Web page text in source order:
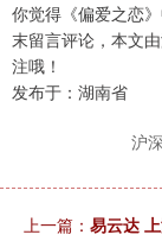
你觉得《偏爱之恋
末留言评论，本文
注哦！
发布于：湖南省
沪
上一篇： 易云达